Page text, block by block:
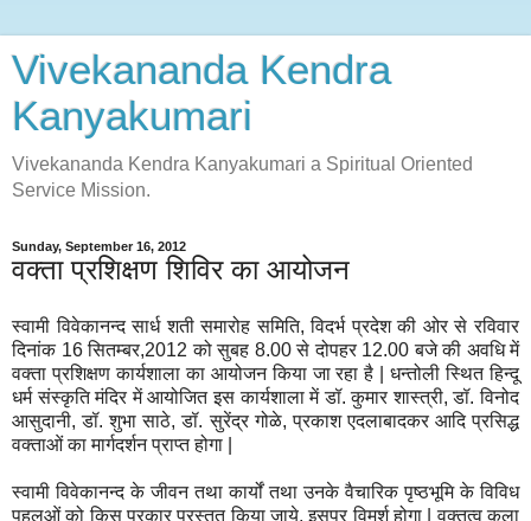
Vivekananda Kendra
Kanyakumari
Vivekananda Kendra Kanyakumari a Spiritual Oriented
Service Mission.
Sunday, September 16, 2012
वक्ता प्रशिक्षण शिविर का आयोजन
स्वामी विवेकानन्द सार्ध शती समारोह समिति, विदर्भ प्रदेश की ओर से रविवार
दिनांक 16 सितम्बर,2012 को सुबह 8.00 से दोपहर 12.00 बजे की अवधि में
वक्ता प्रशिक्षण कार्यशाला का आयोजन किया जा रहा है | धन्तोली स्थित हिन्दू
धर्म संस्कृति मंदिर में आयोजित इस कार्यशाला में डॉ. कुमार शास्त्री, डॉ. विनोद
आसुदानी, डॉ. शुभा साठे, डॉ. सुरेंद्र गोळे, प्रकाश एदलाबादकर आदि प्रसिद्ध
वक्ताओं का मार्गदर्शन प्राप्त होगा |
स्वामी विवेकानन्द के जीवन तथा कार्यों तथा उनके वैचारिक पृष्ठभूमि के विविध
पहलुओं को किस प्रकार प्रस्तुत किया जाये, इसपर विमर्श होगा | वक्तृत्व कला